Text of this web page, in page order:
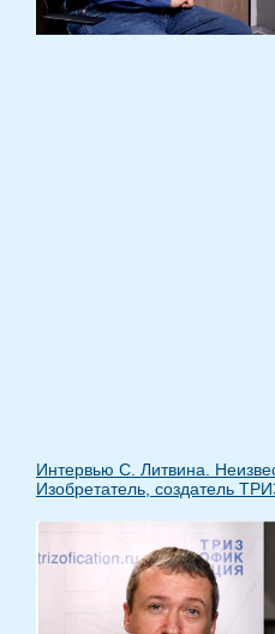
Интервью С. Литвина.
Изобретатель, создатель